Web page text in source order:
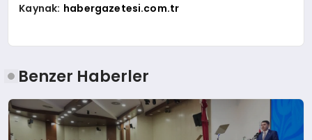
Kaynak: habergazetesi.com.tr
Benzer Haberler